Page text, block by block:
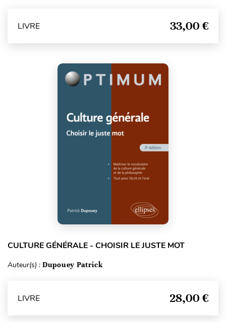
LIVRE 33,00 €
CULTURE GÉNÉRALE - CHOISIR LE JUSTE MOT
Auteur(s) : Dupouey Patrick
LIVRE 28,00 €